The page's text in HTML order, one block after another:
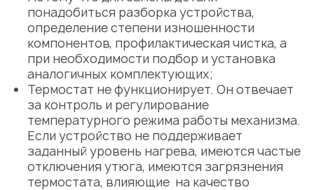
понадобиться разборка устройства,
определение степени изношенности
компонентов, профилактическая чистка, а
при необходимости подбор и установка
аналогичных комплектующих;
Термостат не функционирует. Он отвечает
за контроль и регулирование
температурного режима работы механизма.
Если устройство не поддерживает
заданный уровень нагрева, имеются частые
отключения утюга, имеются загрязнения
термостата, влияющие на качество